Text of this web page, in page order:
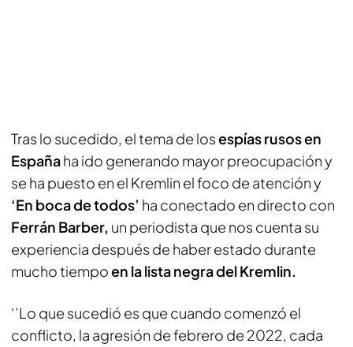
Tras lo sucedido, el tema de losespías rusos en
Españaha ido generando mayor preocupación y
se ha puesto en el Kremlin el foco de atención y
‘En boca de todos’ ha conectado en directo con
Ferrán Barber, un periodista que nos cuenta su
experiencia después de haber estado durante
mucho tiempoen la lista negra del Kremlin.
‘’Lo que sucedió es que cuando comenzó el
conflicto, la agresión de febrero de 2022, cada